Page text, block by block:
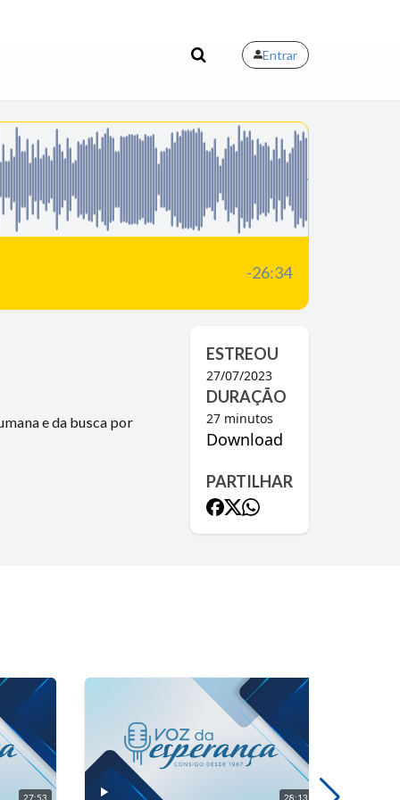
Entrar
-26:34
e da busca por
ESTREOU
27/07/2023
DURAÇÃO
27 minutos
Download
PARTILHAR
27:53 28:13